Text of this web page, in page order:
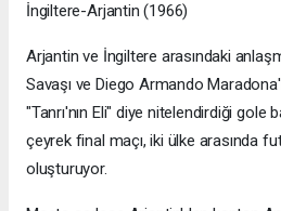
İngiltere-Arjantin (1966)
Arjantin ve İngiltere arasındaki
Savaşı ve Diego Armando
"Tanrı'nın Eli" diye nitelendirdiği gole
çeyrek final maçı, iki ülke arasında
oluşturuyor.